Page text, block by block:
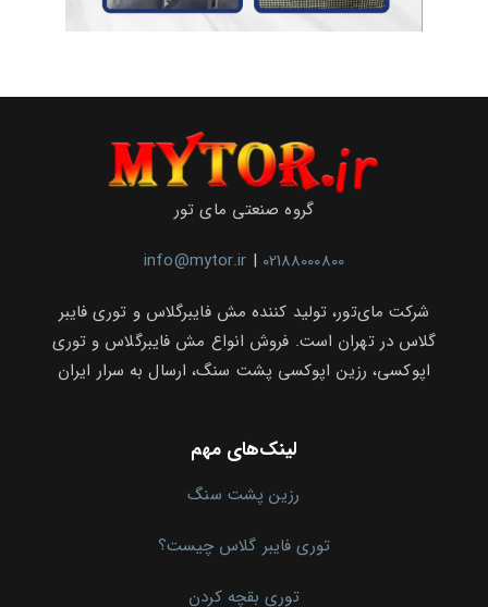
گروه صنعتی مای تور
info@mytor.ir | 02188000800
شرکت مای‌تور، تولید کننده مش فایبرگلاس و توری فایبر
گلاس در تهران است. فروش انواع مش فایبرگلاس و توری
اپوکسی، رزین اپوکسی پشت سنگ، ارسال به سرار ایران
لینک‌های مهم
رزین پشت سنگ
توری فایبر گلاس چیست؟
توری بقچه کردن